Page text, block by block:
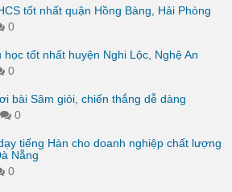
tốt nhất quận Hồng Bàng, Hải Phòng
0
tốt nhất huyện Nghi Lộc, Nghệ An
0
bài Sâm giỏi, chiến thắng dễ dàng
0
tiếng Hàn cho doanh nghiệp chất lượng
Nẵng
0